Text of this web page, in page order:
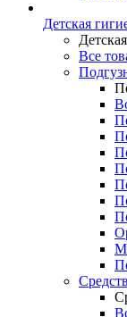
Детская
Все